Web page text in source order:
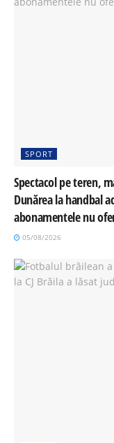
SPORT
Spectacol pe teren,
Dunărea la handbal
abonamentele nu
05/08/2026